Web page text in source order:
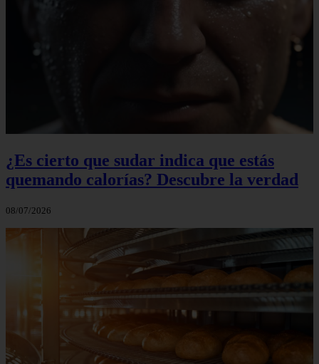
¿Es cierto que sudar indica que estás
quemando calorías? Descubre la verdad
08/07/2026